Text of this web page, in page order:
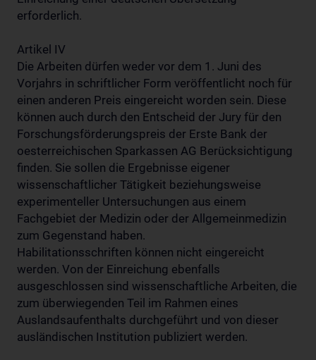
erforderlich.
Artikel IV
Die Arbeiten dürfen weder vor dem 1. Juni des
Vorjahrs in schriftlicher Form veröffentlicht noch für
einen anderen Preis eingereicht worden sein. Diese
können auch durch den Entscheid der Jury für den
Forschungsförderungspreis der Erste Bank der
oesterreichischen Sparkassen AG Berücksichtigung
finden. Sie sollen die Ergebnisse eigener
wissenschaftlicher Tätigkeit beziehungsweise
experimenteller Untersuchungen aus einem
Fachgebiet der Medizin oder der Allgemeinmedizin
zum Gegenstand haben.
Habilitationsschriften können nicht eingereicht
werden. Von der Einreichung ebenfalls
ausgeschlossen sind wissenschaftliche Arbeiten, die
zum überwiegenden Teil im Rahmen eines
Auslandsaufenthalts durchgeführt und von dieser
ausländischen Institution publiziert werden.